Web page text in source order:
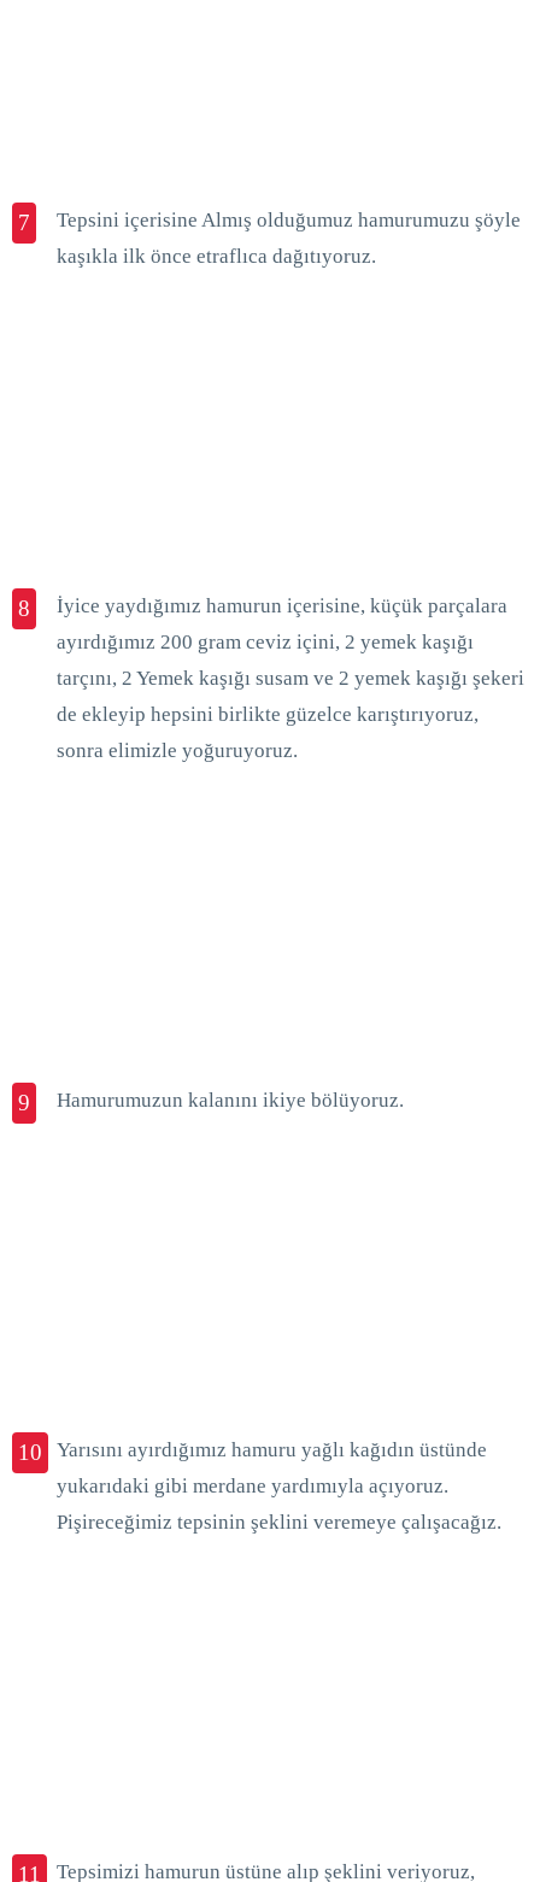
7
Tepsini içerisine Almış olduğumuz hamurumuzu şöyle
kaşıkla ilk önce etraflıca dağıtıyoruz.
8
İyice yaydığımız hamurun içerisine, küçük parçalara
ayırdığımız 200 gram ceviz içini, 2 yemek kaşığı
tarçını, 2 Yemek kaşığı susam ve 2 yemek kaşığı şekeri
de ekleyip hepsini birlikte güzelce karıştırıyoruz,
sonra elimizle yoğuruyoruz.
9 Hamurumuzun kalanını ikiye bölüyoruz.
10
Yarısını ayırdığımız hamuru yağlı kağıdın üstünde
yukarıdaki gibi merdane yardımıyla açıyoruz.
Pişireceğimiz tepsinin şeklini veremeye çalışacağız.
11 Tepsimizi hamurun üstüne alıp şeklini veriyoruz,